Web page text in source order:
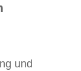
und